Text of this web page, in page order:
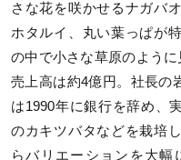
さな花を咲かせるナガバ
ホタルイ、丸い葉っぱが
の中で小さな草原のように
売上高は約4億円。社長の
は1990年に銀行を辞め、
のカキツバタなどを栽培
らバリエーションを大